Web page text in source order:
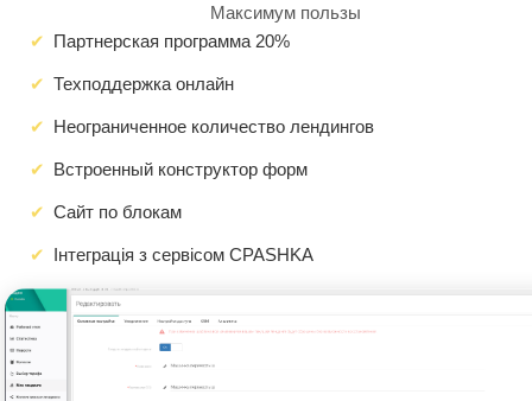
Максимум пользы
Партнерская программа 20%
Техподдержка онлайн
Неограниченное количество лендингов
Встроенный конструктор форм
Сайт по блокам
Інтеграція з сервісом CPASHKA